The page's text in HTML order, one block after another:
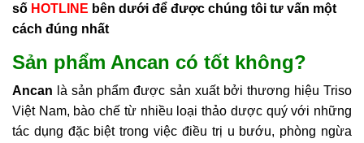
số HOTLINE bên dưới để được chúng tôi tư vấn một
cách đúng nhất
Sản phẩm Ancan có tốt không?
Ancan là sản phẩm được sản xuất bởi thương hiệu Triso
Việt Nam, bào chế từ nhiều loại thảo dược quý với những
tác dụng đặc biệt trong việc điều trị u bướu, phòng ngừa